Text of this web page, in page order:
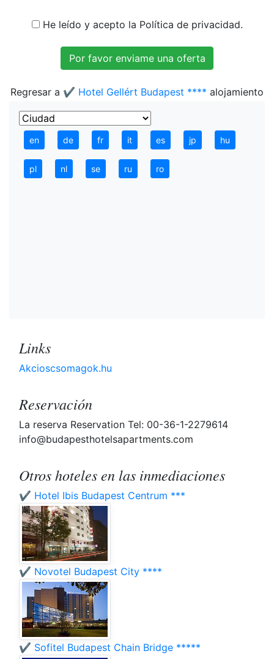
He leído y acepto la Política de privacidad.
Regresar a ✔️ Hotel Gellért Budapest **** alojamiento
en de fr it es jp hu
pl nl se ru ro
Links
Akcioscsomagok.hu
Reservación
La reserva Reservation Tel: 00-36-1-2279614
info@budapesthotelsapartments.com
Otros hoteles en las inmediaciones
✔️ Hotel Ibis Budapest Centrum ***
✔️ Novotel Budapest City ****
✔️ Sofitel Budapest Chain Bridge *****